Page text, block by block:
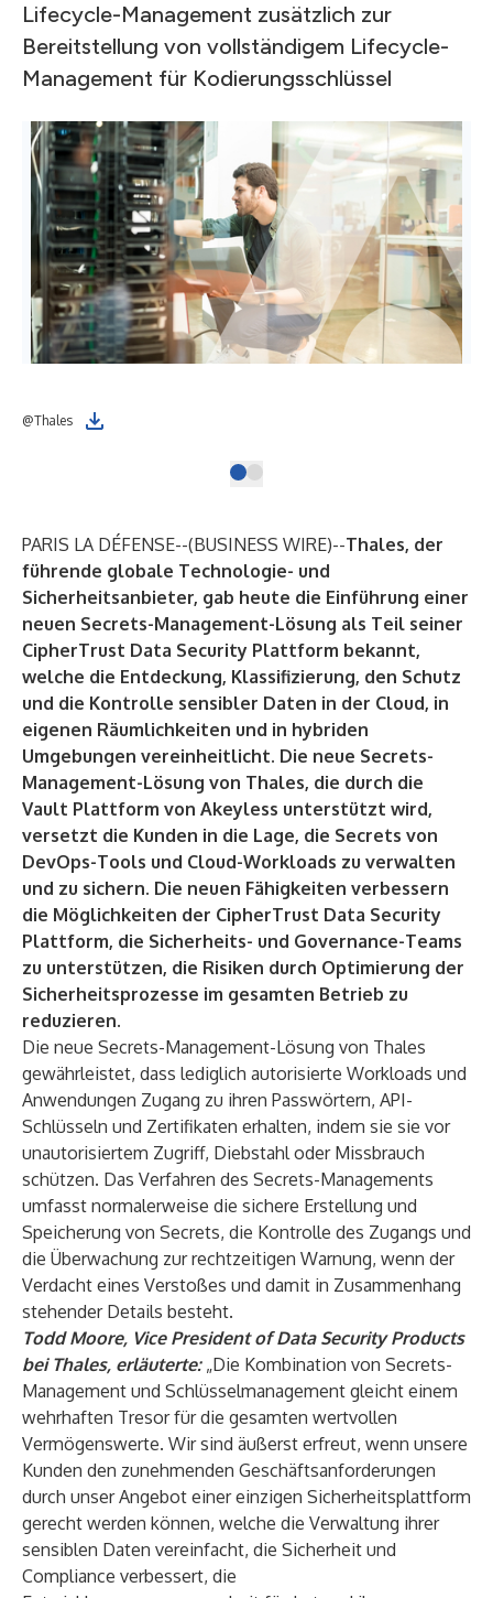
Lifecycle-Management zusätzlich zur
Bereitstellung von vollständigem Lifecycle-
Management für Kodierungsschlüssel
@Thales
PARIS LA DÉFENSE--(BUSINESS WIRE)--Thales, der
führende globale Technologie- und
Sicherheitsanbieter, gab heute die Einführung einer
neuen Secrets-Management-Lösung als Teil seiner
CipherTrust Data Security Plattform bekannt,
welche die Entdeckung, Klassifizierung, den Schutz
und die Kontrolle sensibler Daten in der Cloud, in
eigenen Räumlichkeiten und in hybriden
Umgebungen vereinheitlicht. Die neue Secrets-
Management-Lösung von Thales, die durch die
Vault Plattform von Akeyless unterstützt wird,
versetzt die Kunden in die Lage, die Secrets von
DevOps-Tools und Cloud-Workloads zu verwalten
und zu sichern. Die neuen Fähigkeiten verbessern
die Möglichkeiten der CipherTrust Data Security
Plattform, die Sicherheits- und Governance-Teams
zu unterstützen, die Risiken durch Optimierung der
Sicherheitsprozesse im gesamten Betrieb zu
reduzieren.
Die neue Secrets-Management-Lösung von Thales
gewährleistet, dass lediglich autorisierte Workloads und
Anwendungen Zugang zu ihren Passwörtern, API-
Schlüsseln und Zertifikaten erhalten, indem sie sie vor
unautorisiertem Zugriff, Diebstahl oder Missbrauch
schützen. Das Verfahren des Secrets-Managements
umfasst normalerweise die sichere Erstellung und
Speicherung von Secrets, die Kontrolle des Zugangs und
die Überwachung zur rechtzeitigen Warnung, wenn der
Verdacht eines Verstoßes und damit in Zusammenhang
stehender Details besteht.
Todd Moore, Vice President of Data Security Products
bei Thales, erläuterte:„Die Kombination von Secrets-
Management und Schlüsselmanagement gleicht einem
wehrhaften Tresor für die gesamten wertvollen
Vermögenswerte. Wir sind äußerst erfreut, wenn unsere
Kunden den zunehmenden Geschäftsanforderungen
durch unser Angebot einer einzigen Sicherheitsplattform
gerecht werden können, welche die Verwaltung ihrer
sensiblen Daten vereinfacht, die Sicherheit und
Compliance verbessert, die